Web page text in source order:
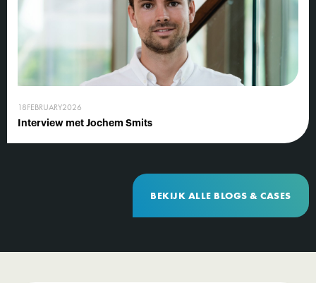
18FEBRUARY2026
Interview met Jochem Smits
BEKIJK ALLE BLOGS & CASES